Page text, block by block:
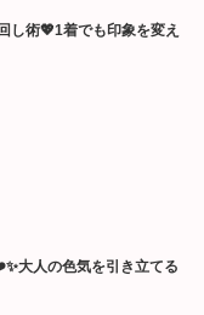
し術💖1着でも印象を変え
大人の色気を引き立てる